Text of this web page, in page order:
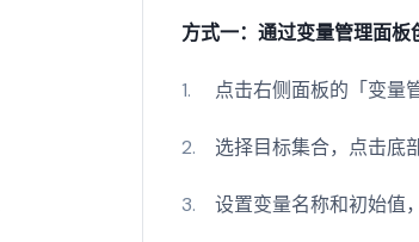
方式一：通过变量管理面板
点击右侧面板的「变量
选择目标集合，点击底
设置变量名称和初始值